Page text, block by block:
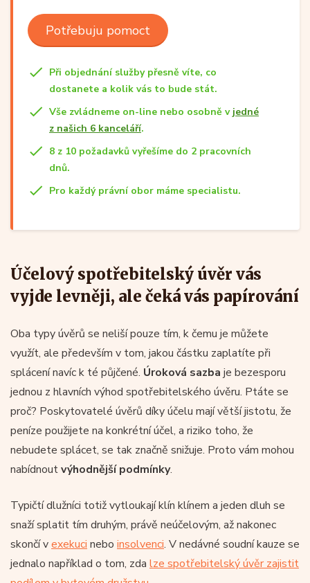
Potřebuju pomoct
Při objednání služby přesně víte, co
dostanete a kolik vás to bude stát.
Vše zvládneme on-line nebo osobně v jedné
z našich 6 kanceláří.
8 z 10 požadavků vyřešíme do 2 pracovních
dnů.
Pro každý právní obor máme specialistu.
Účelový spotřebitelský úvěr vás
vyjde levněji, ale čeká vás papírování
Oba typy úvěrů se neliší pouze tím, k čemu je můžete
využít, ale především v tom, jakou částku zaplatíte při
splácení navíc k té půjčené. Úroková sazba je bezesporu
jednou z hlavních výhod spotřebitelského úvěru. Ptáte se
proč? Poskytovatelé úvěrů díky účelu mají větší jistotu, že
peníze použijete na konkrétní účel, a riziko toho, že
nebudete splácet, se tak značně snižuje. Proto vám mohou
nabídnoutvýhodnější podmínky.
Typičtí dlužníci totiž vytloukají klín klínem a jeden dluh se
snaží splatit tím druhým, právě neúčelovým, až nakonec
skončí vexekuci nebo insolvenci. V nedávné soudní kauze se
jednalo například o tom, zda lze spotřebitelský úvěr zajistit